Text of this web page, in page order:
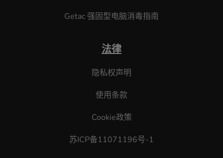
Getac 强固型电脑消毒指南
法律
隐私权声明
使用条款
Cookie政策
苏ICP备11071196号-1